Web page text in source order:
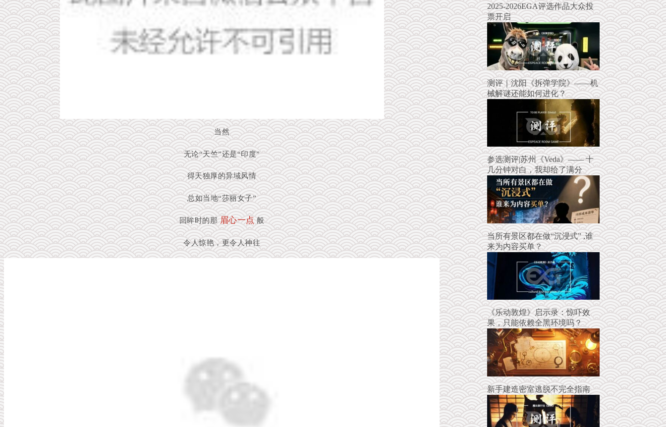
当然
无论“天竺”还是“印度”
得天独厚的异域风情
总如当地“莎丽女子”
回眸时的那眉心一点般
令人惊艳，更令人神往
2025-2026EGA评选作品大众投
票开启
测评｜沈阳《拆弹学院》——机
械解谜还能如何进化？
参选测评|苏州《Veda》—— 十
几分钟对白，我却给了满分
当所有景区都在做“沉浸式” ,谁
来为内容买单？
《乐动敦煌》启示录：惊吓效
果，只能依赖全黑环境吗？
新手建造密室逃脱不完全指南